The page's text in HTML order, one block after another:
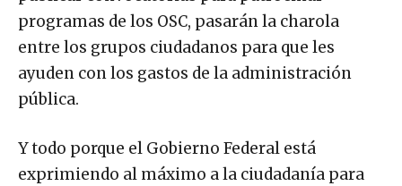
programas de los OSC, pasarán la charola
entre los grupos ciudadanos para que les
ayuden con los gastos de la administración
pública.
Y todo porque el Gobierno Federal está
exprimiendo al máximo a la ciudadanía para